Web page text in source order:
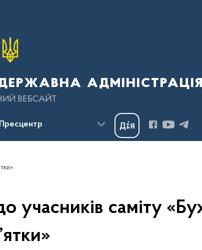
адміністрація
ВЕБСАЙТ
Пресцентр
учасників саміту